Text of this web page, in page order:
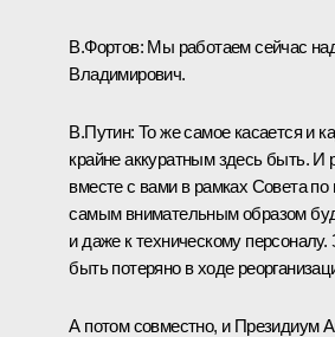
В.Фортов: Мы работаем сейчас
Владимирович.
В.Путин: То же самое касается и
крайне аккуратным здесь быть. И
вместе с вами в рамках Совета по
самым внимательным образом
и даже к техническому
быть потеряно в ходе
А потом совместно, и Президиум